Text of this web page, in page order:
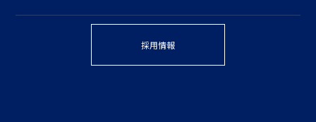
採用情報